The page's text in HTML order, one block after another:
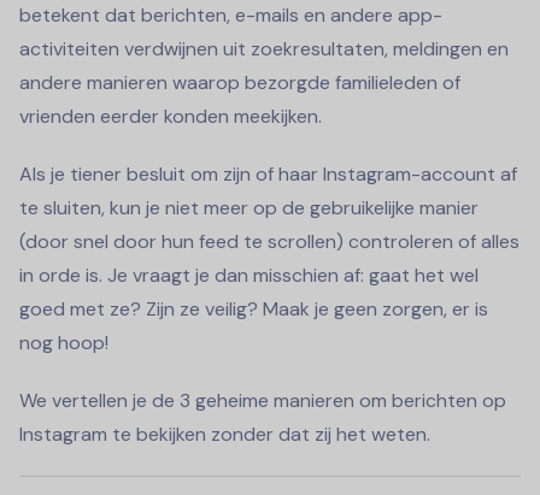
betekent dat berichten, e-mails en andere app-
activiteiten verdwijnen uit zoekresultaten, meldingen en
andere manieren waarop bezorgde familieleden of
vrienden eerder konden meekijken.
Als je tiener besluit om zijn of haar Instagram-account af
te sluiten, kun je niet meer op de gebruikelijke manier
(door snel door hun feed te scrollen) controleren of alles
in orde is. Je vraagt je dan misschien af: gaat het wel
goed met ze? Zijn ze veilig? Maak je geen zorgen, er is
nog hoop!
We vertellen je de 3 geheime manieren om berichten op
Instagram te bekijken zonder dat zij het weten.